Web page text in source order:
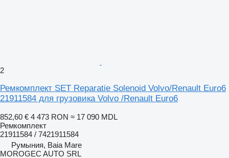
2
Ремкомплект SET Reparatie Solenoid Volvo/Renault Euro6
21911584 для грузовика Volvo /Renault Euro6
852,60 € 4 473 RON ≈ 17 090 MDL
Ремкомплект
21911584 / 7421911584
Румыния, Baia Mare
MOROGEC AUTO SRL